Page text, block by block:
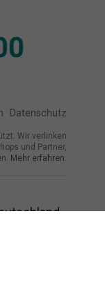
Datenschutz
Wir verlinken
und Partner,
Mehr erfahren.